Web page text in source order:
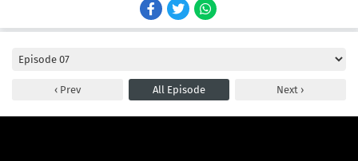
Prev All Episode Next